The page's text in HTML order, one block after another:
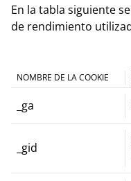
En la tabla siguiente
de rendimiento
NOMBRE DE LA COOKIE
_ga
_gid